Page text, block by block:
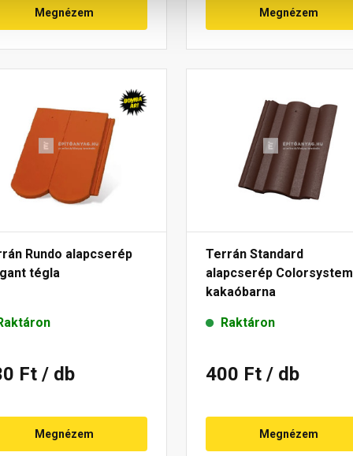
Megnézem Megnézem
Rundo alapcserép
tégla
Ft / db
Megnézem
Terrán Standard
alapcserép Colorsystem
kakaóbarna
Raktáron
400 Ft / db
Megnézem